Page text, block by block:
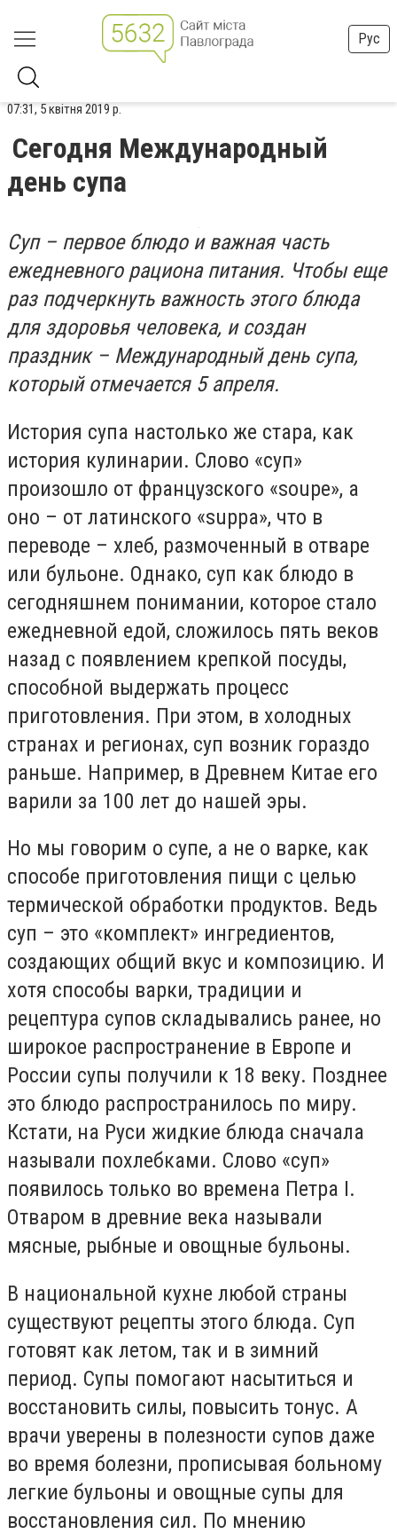
Рус
07:31, 5 квітня 2019 р.
Сегодня Международный
день супа
Суп – первое блюдо и важная часть
ежедневного рациона питания. Чтобы еще
раз подчеркнуть важность этого блюда
для здоровья человека, и создан
праздник – Международный день супа,
который отмечается 5 апреля.
История супа настолько же стара, как
история кулинарии. Слово «суп»
произошло от французского «soupe», а
оно – от латинского «suppa», что в
переводе – хлеб, размоченный в отваре
или бульоне. Однако, суп как блюдо в
сегодняшнем понимании, которое стало
ежедневной едой, сложилось пять веков
назад с появлением крепкой посуды,
способной выдержать процесс
приготовления. При этом, в холодных
странах и регионах, суп возник гораздо
раньше. Например, в Древнем Китае его
варили за 100 лет до нашей эры.
Но мы говорим о супе, а не о варке, как
способе приготовления пищи с целью
термической обработки продуктов. Ведь
суп – это «комплект» ингредиентов,
создающих общий вкус и композицию. И
хотя способы варки, традиции и
рецептура супов складывались ранее, но
широкое распространение в Европе и
России супы получили к 18 веку. Позднее
это блюдо распространилось по миру.
Кстати, на Руси жидкие блюда сначала
называли похлебками. Слово «суп»
появилось только во времена Петра I.
Отваром в древние века называли
мясные, рыбные и овощные бульоны.
В национальной кухне любой страны
существуют рецепты этого блюда. Суп
готовят как летом, так и в зимний
период. Супы помогают насытиться и
восстановить силы, повысить тонус. А
врачи уверены в полезности супов даже
во время болезни, прописывая больному
легкие бульоны и овощные супы для
восстановления сил. По мнению